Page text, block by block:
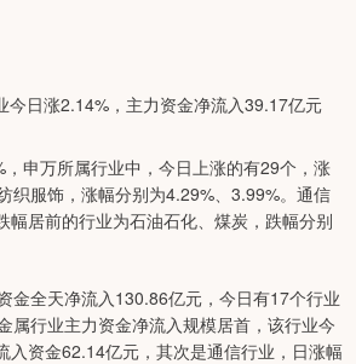
申万所属行业中，今日上涨的有29个，涨
织服饰，涨幅分别为4.29%、3.99%。通信
幅居前的行业为石油石化、煤炭，跌幅分别
金全天净流入130.86亿元，今日有17个行业
属行业主力资金净流入规模居首，该行业今
入资金62.14亿元，其次是通信行业，日涨幅